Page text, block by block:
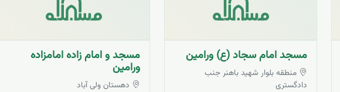
مسجد امام سجاد (ع) ورامین
منطقه بلوار شهید باهنر جنب
دادگستری
مسجد و امام زاده امامزاده
ورامین
دهستان ولی آباد